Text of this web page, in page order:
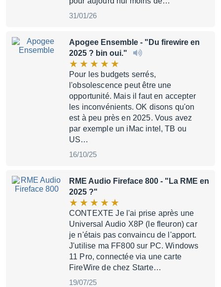
31/01/26
Apogee Ensemble - "Du firewire en
2025 ? bin oui."
Pour les budgets serrés,
l'obsolescence peut être une
opportunité. Mais il faut en accepter
les inconvénients. OK disons qu'on
est à peu près en 2025. Vous avez
par exemple un iMac intel, TB ou
US…
16/10/25
RME Audio Fireface 800 - "La RME en
2025 ?"
CONTEXTE Je l'ai prise après une
Universal Audio X8P (le fleuron) car
je n'étais pas convaincu de l'apport.
J'utilise ma FF800 sur PC. Windows
11 Pro, connectée via une carte
FireWire de chez Starte…
19/07/25